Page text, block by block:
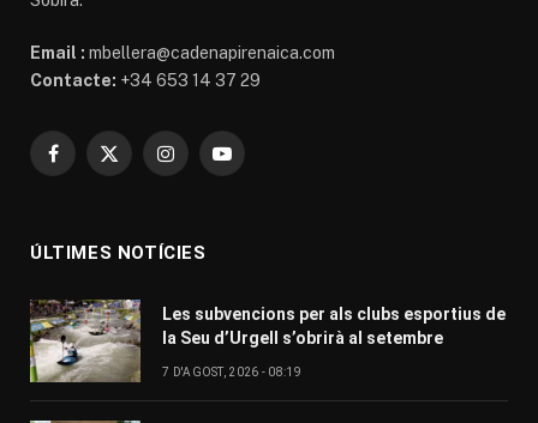
Email : mbellera@cadenapirenaica.com
Contacte: +34 653 14 37 29
Facebook
X
InstagramYouTube
ÚLTIMES NOTÍCIES
Les subvencions per als clubs esportius de
la Seu d’Urgell s’obrirà al setembre
7 D'AGOST, 2026 - 08:19